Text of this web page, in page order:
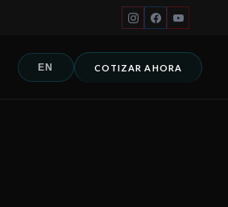
EN COTIZAR AHORA